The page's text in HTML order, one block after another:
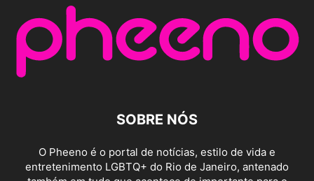
SOBRE NÓS
O Pheeno é o portal de notícias, estilo de vida e
entretenimento LGBTQ+ do Rio de Janeiro, antenado